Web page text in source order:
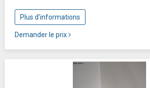
Plus d'informations
Demander le prix